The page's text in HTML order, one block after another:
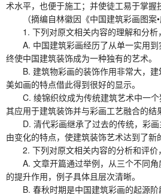
术水平，也便于施工；并使徒工易于掌握
（摘编自林徽因《中国建筑彩画图案•
1. 下列对原文相关内容的理解和分析
A. 中国建筑彩画经历了从单一实用到
终使中国建筑装饰成为一种独有的艺术。
B. 建筑物彩画的装饰作用非常大，建
美如画的特点借此得到很好的显示。
C. 绫锦织纹成为传统建筑艺术中一个
其应用于建筑装饰并与彩画工艺融合的结
D. 清代彩画继承了过去的传统，彩画
由变化的特点，使建筑装饰艺术达到了新
2. 下列对原文相关内容的分析和评价
A. 文章开篇通过举例，从三个不同角
的提升作用，例子具体且层次清晰。
B. 春秋时期是中国建筑彩画的起源阶